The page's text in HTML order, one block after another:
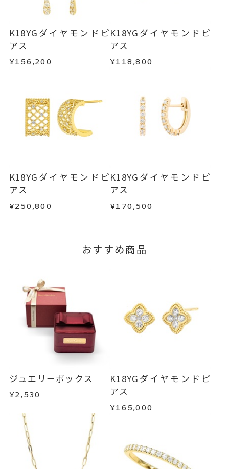
K18YGピアス
しずくピアス
刻印
・在庫のご用意ができる場合： 約1週間～1ヶ月以
内を目安に発送いたします。
・受注生産となる場合： 商品ページに記載のある
※お急ぎの方はご注文前にお問い合わせくださ
い。事前に現在の納期状況を確認いたします。
詳しくはこちら
は承りかねます。
・一度ご使用になった商品
・受注生産の商品
・お客さまのお手元で傷や汚れが発生した商品
・到着後ご連絡無く7日以上経過した商品
・過度な交換・返品を繰り返している場合
商品の品質には万全を期しておりますが、万が一
不良品の場合、またはご注文のお品と異なる場合
はお問い合わせフォームよりご連絡ください。
この場合の返送料は弊社にて負担いたしますの
で、着払いにてご返送ください。
詳細はこちら
K18YGダイヤモンドピ
アス
¥156,200
K18YGダイヤモンドピ
アス
¥118,800
K18YGダイヤモンドピ
アス
¥250,800
K18YGダイヤモンドピ
アス
¥170,500
おすすめ商品
ジュエリーボックス
¥2,530
K18YGダイヤモンドピ
アス
¥165,000